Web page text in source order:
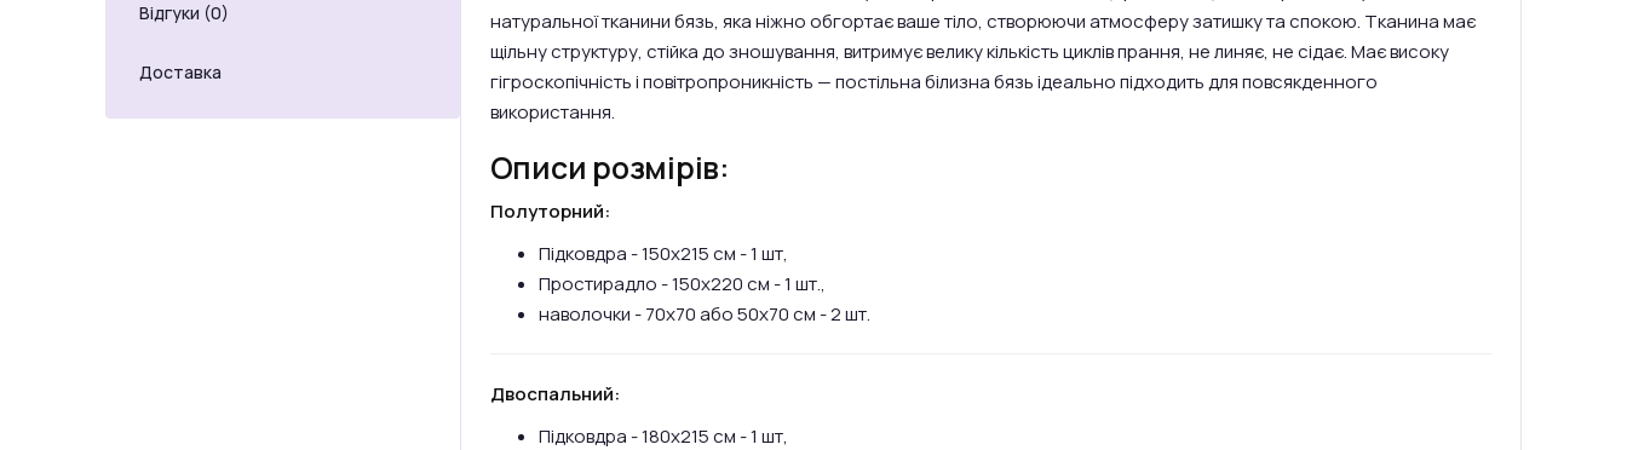
Відгуки (0)
Доставка
натуральної тканини бязь, яка ніжно обгортає ваше тіло, створюючи атмосферу затишку та спокою. Тканина має
щільну структуру, стійка до зношування, витримує велику кількість циклів прання, не линяє, не сідає. Має високу
гігроскопічність і повітропроникність — постільна білизна бязь ідеально підходить для повсякденного
використання.
Описи розмірів:
Полуторний:
Підковдра - 150х215 см - 1 шт,
Простирадло - 150х220 см - 1 шт.,
наволочки - 70х70 або 50х70 см - 2 шт.
Двоспальний:
Підковдра - 180х215 см - 1 шт,